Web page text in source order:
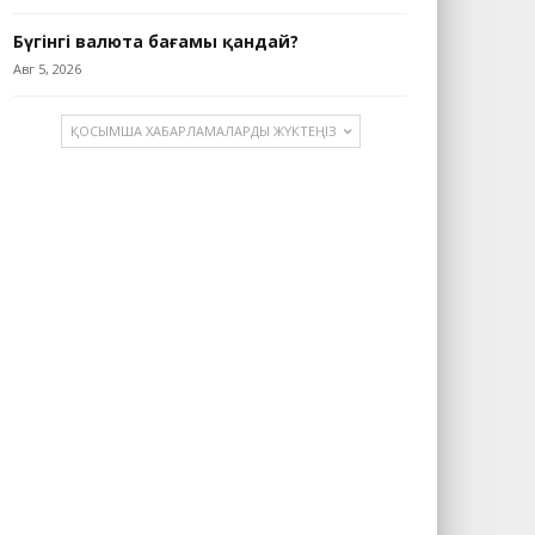
Бүгінгі валюта бағамы қандай?
Авг 5, 2026
ҚОСЫМША ХАБАРЛАМАЛАРДЫ ЖҮКТЕҢІЗ